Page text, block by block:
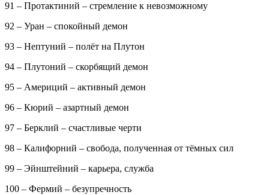
91 – Протактиний – стремление к невозможному
92 – Уран – спокойный демон
93 – Нептуний – полёт на Плутон
94 – Плутоний – скорбящий демон
95 – Америций – активный демон
96 – Кюрий – азартный демон
97 – Берклий – счастливые черти
98 – Калифорний – свобода, полученная от тёмных сил
99 – Эйнштейний – карьера, служба
100 – Фермий – безупречность